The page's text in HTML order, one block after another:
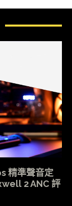
精準聲音定
2 ANC 評